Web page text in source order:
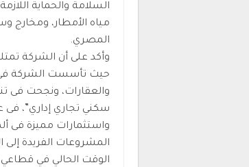
السلامة والحماية
مياه الأمطار، ومخارج
المصري.
وأكد على أن الشركة
سكني تجاري إداري”، فى
واستثمارات مميزة فى
المشروعات الفريدة
الوقت الحالي في قطاعي